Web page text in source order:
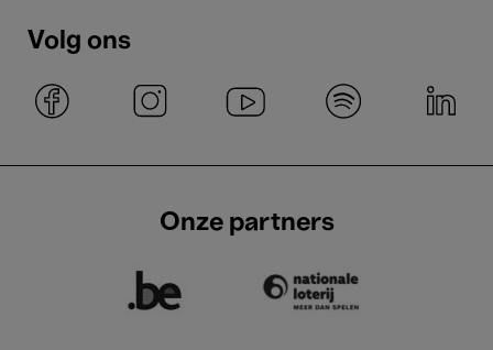
Volg ons
Onze partners